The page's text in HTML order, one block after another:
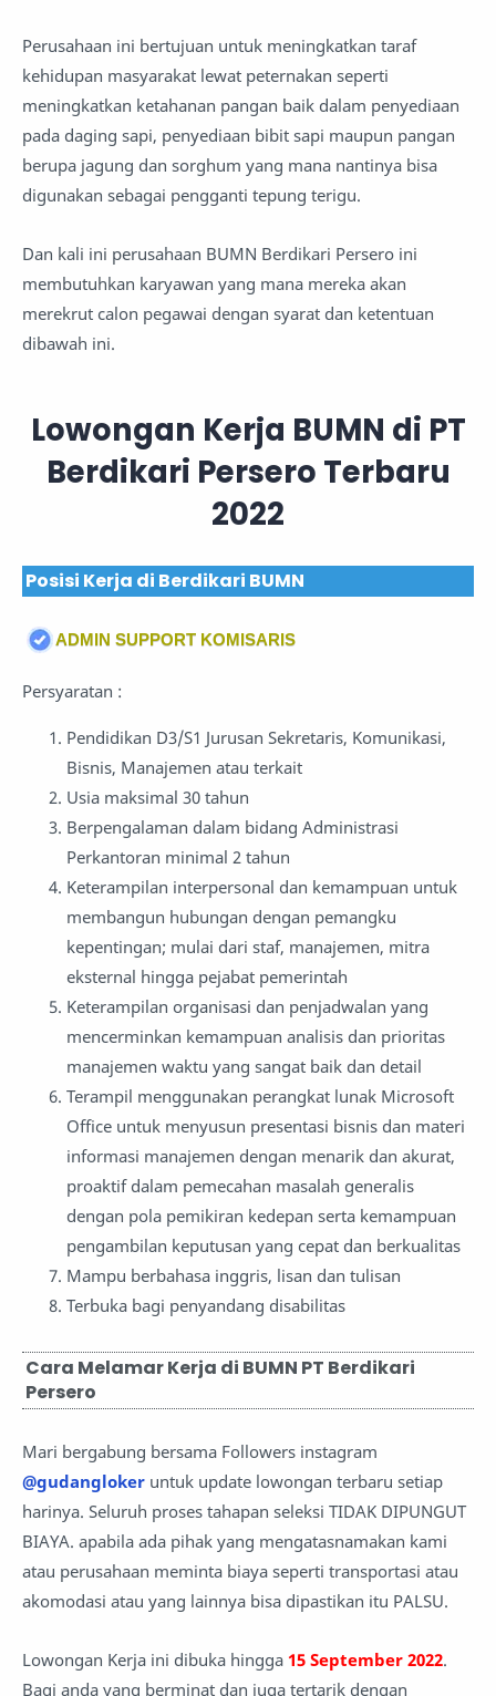
Perusahaan ini bertujuan untuk meningkatkan taraf
kehidupan masyarakat lewat peternakan seperti
meningkatkan ketahanan pangan baik dalam penyediaan
pada daging sapi, penyediaan bibit sapi maupun pangan
berupa jagung dan sorghum yang mana nantinya bisa
digunakan sebagai pengganti tepung terigu.
Dan kali ini perusahaan BUMN Berdikari Persero ini
membutuhkan karyawan yang mana mereka akan
merekrut calon pegawai dengan syarat dan ketentuan
dibawah ini.
Lowongan Kerja BUMN di PT
Berdikari Persero Terbaru
2022
Posisi Kerja di Berdikari BUMN
ADMIN SUPPORT KOMISARIS
Persyaratan :
Pendidikan D3/S1 Jurusan Sekretaris, Komunikasi,
Bisnis, Manajemen atau terkait
Usia maksimal 30 tahun
Berpengalaman dalam bidang Administrasi
Perkantoran minimal 2 tahun
Keterampilan interpersonal dan kemampuan untuk
membangun hubungan dengan pemangku
kepentingan; mulai dari staf, manajemen, mitra
eksternal hingga pejabat pemerintah
Keterampilan organisasi dan penjadwalan yang
mencerminkan kemampuan analisis dan prioritas
manajemen waktu yang sangat baik dan detail
Terampil menggunakan perangkat lunak Microsoft
Office untuk menyusun presentasi bisnis dan materi
informasi manajemen dengan menarik dan akurat,
proaktif dalam pemecahan masalah generalis
dengan pola pemikiran kedepan serta kemampuan
pengambilan keputusan yang cepat dan berkualitas
Mampu berbahasa inggris, lisan dan tulisan
Terbuka bagi penyandang disabilitas
Cara Melamar Kerja di BUMN PT Berdikari
Persero
Mari bergabung bersama Followers instagram
@gudangloker untuk update lowongan terbaru setiap
harinya. Seluruh proses tahapan seleksi TIDAK DIPUNGUT
BIAYA. apabila ada pihak yang mengatasnamakan kami
atau perusahaan meminta biaya seperti transportasi atau
akomodasi atau yang lainnya bisa dipastikan itu PALSU.
Lowongan Kerja ini dibuka hingga 15 September 2022.
Bagi anda yang berminat dan juga tertarik dengan